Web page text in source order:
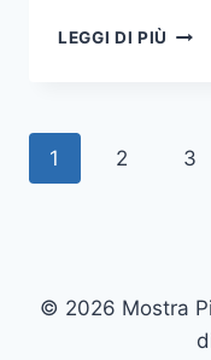
LEGGI DI PIÙ COME
Navigazione
1 2 3
© 2026 Mostra